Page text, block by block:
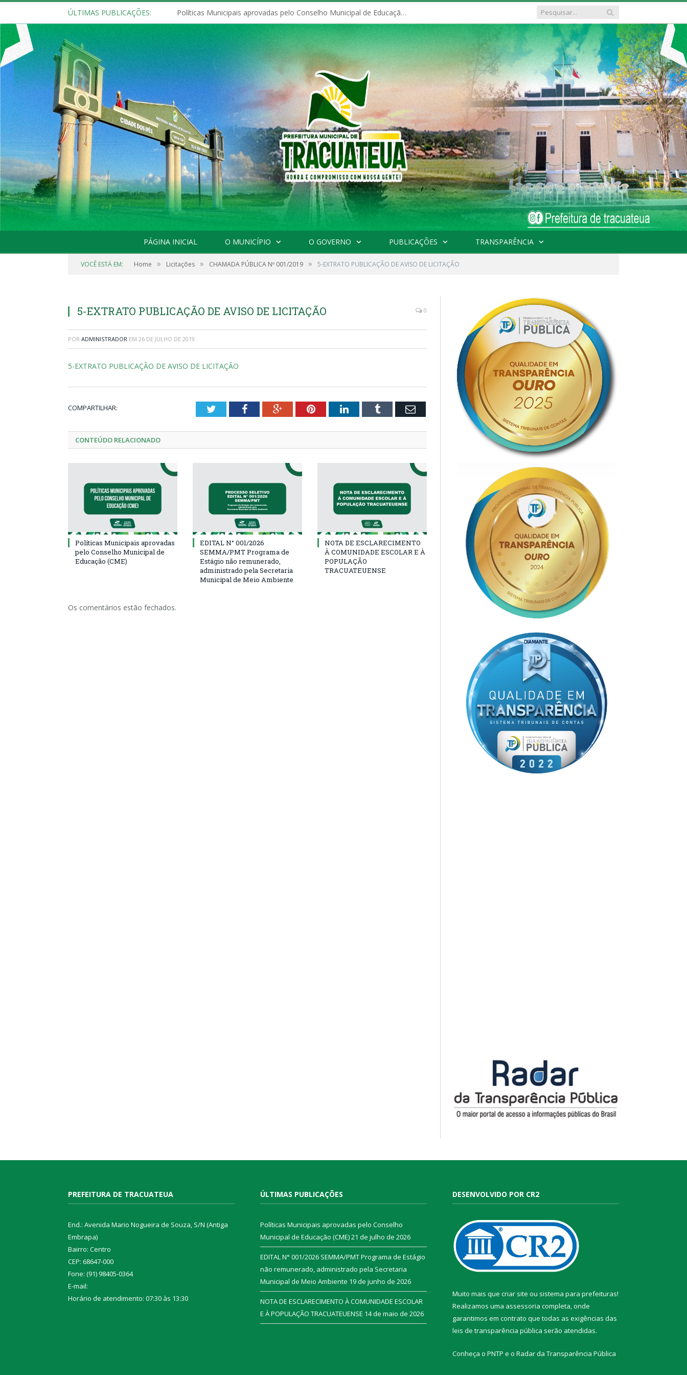
ÚLTIMAS PUBLICAÇÕES: Políticas Municipais aprovadas pelo Conselho Municipal de Educação (CME)
PÁGINA INICIAL O MUNICÍPIO O GOVERNO PUBLICAÇÕES TRANSPARÊNCIA
VOCÊ ESTÁ EM: Home » Licitações » CHAMADA PÚBLICA Nº 001/2019 » 5-EXTRATO PUBLICAÇÃO DE AVISO DE LICITAÇÃO
5-EXTRATO PUBLICAÇÃO DE AVISO DE LICITAÇÃO 0
POR ADMINISTRADOR EM 26 DE JULHO DE 2019
5-EXTRATO PUBLICAÇÃO DE AVISO DE LICITAÇÃO
COMPARTILHAR: TwitterFacebookGoogle+PinterestLinkedInTumblr Email
CONTEÚDO RELACIONADO
Políticas Municipais aprovadas
pelo Conselho Municipal de
Educação (CME)
EDITAL N° 001/2026
SEMMA/PMT Programa de
Estágio não remunerado,
administrado pela Secretaria
Municipal de Meio Ambiente
NOTA DE ESCLARECIMENTO
À COMUNIDADE ESCOLAR E À
POPULAÇÃO
TRACUATEUENSE
Os comentários estão fechados.
PREFEITURA DE TRACUATEUA
End.: Avenida Mario Nogueira de Souza, S/N (Antiga
Embrapa)
Bairro: Centro
CEP: 68647-000
Fone: (91) 98405-0364
E-mail:
Horário de atendimento: 07:30 às 13:30
ÚLTIMAS PUBLICAÇÕES
Políticas Municipais aprovadas pelo Conselho
Municipal de Educação (CME)21 de julho de 2026
EDITAL N° 001/2026 SEMMA/PMT Programa de Estágio
não remunerado, administrado pela Secretaria
Municipal de Meio Ambiente 19 de junho de 2026
NOTA DE ESCLARECIMENTO À COMUNIDADE ESCOLAR
E À POPULAÇÃO TRACUATEUENSE 14 de maio de 2026
DESENVOLVIDO POR CR2
Muito mais que criar site ou sistema para prefeituras!
Realizamos uma assessoria completa, onde
garantimos em contrato que todas as exigências das
leis de transparência pública serão atendidas.
Conheça o PNTP e o Radar da Transparência Pública